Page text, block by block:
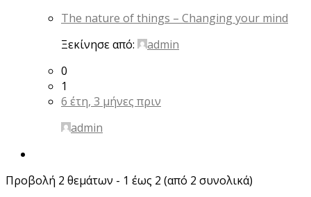
The nature of things – Changing your mind
Ξεκίνησε από:
admin
0
1
6 έτη, 3 μήνες πριν
admin
Προβολή 2 θεμάτων - 1 έως 2 (από 2 συνολικά)